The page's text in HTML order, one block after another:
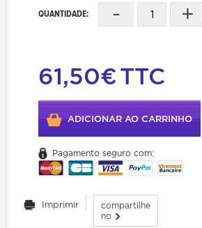
QUANTIDADE: - +
61,50€TTC
ADICIONAR AO CARRINHO
Pagamento seguro com:
Imprimir
compartilhe
no